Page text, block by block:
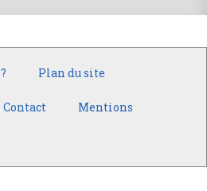
Plan du site
Contact Mentions